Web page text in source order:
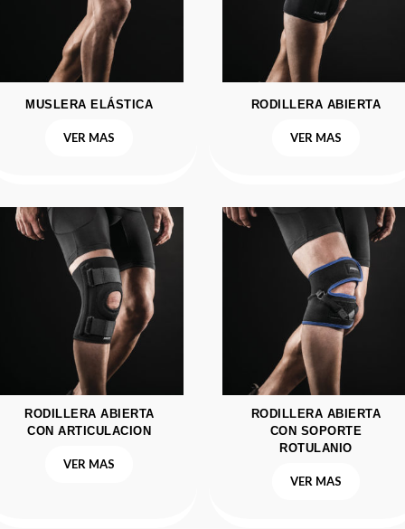
MUSLERA ELÁSTICA
VER MAS
RODILLERA ABIERTA
VER MAS
RODILLERA ABIERTA
CON ARTICULACION
VER MAS
RODILLERA ABIERTA
CON SOPORTE
ROTULANIO
VER MAS